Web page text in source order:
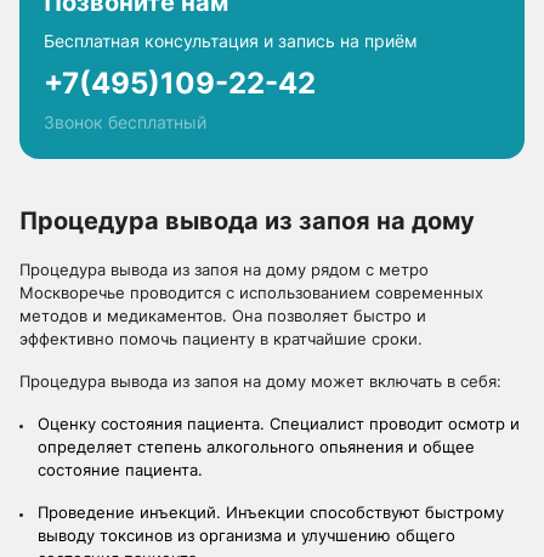
Бесплатная консультация и запись на приём
+7(495)109-22-42
Звонок бесплатный
Процедура вывода из запоя на дому
Процедура вывода из запоя на дому рядом с метро
Москворечье проводится с использованием современных
методов и медикаментов. Она позволяет быстро и
эффективно помочь пациенту в кратчайшие сроки.
Процедура вывода из запоя на дому может включать в себя:
Оценку состояния пациента. Специалист проводит осмотр и
определяет степень алкогольного опьянения и общее
состояние пациента.
Проведение инъекций. Инъекции способствуют быстрому
выводу токсинов из организма и улучшению общего